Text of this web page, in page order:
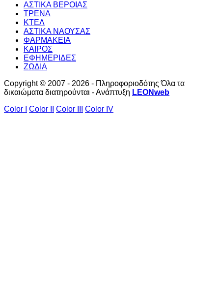
ΑΣΤΙΚΑ ΒΕΡΟΙΑΣ
ΤΡΕΝΑ
ΚΤΕΛ
ΑΣΤΙΚΑ ΝΑΟΥΣΑΣ
ΦΑΡΜΑΚΕΙΑ
ΚΑΙΡΟΣ
ΕΦΗΜΕΡΙΔΕΣ
ΖΩΔΙΑ
Copyright © 2007 - 2026 - Πληροφοριοδότης Όλα τα
δικαιώματα διατηρούνται - Ανάπτυξη LEONweb
Color I
Color II Color III Color IV